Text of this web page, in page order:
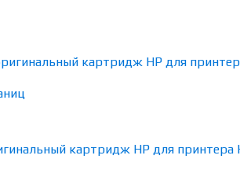
картридж HP для принтера